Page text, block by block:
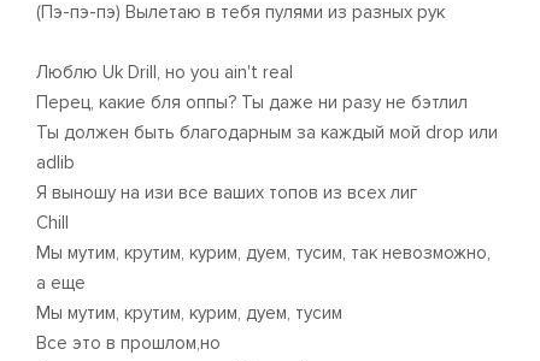
(Пэ-пэ-пэ) Вылетаю в тебя пулями из разных рук
Люблю Uk Drill, но you ain't real
Перец, какие бля оппы? Ты даже ни разу не бэтлил
Ты должен быть благодарным за каждый мой drop или
adlib
Я выношу на изи все ваших топов из всех лиг
Chill
Мы мутим, крутим, курим, дуем, тусим, так невозможно,
а еще
Мы мутим, крутим, курим, дуем, тусим
Все это в прошлом,но